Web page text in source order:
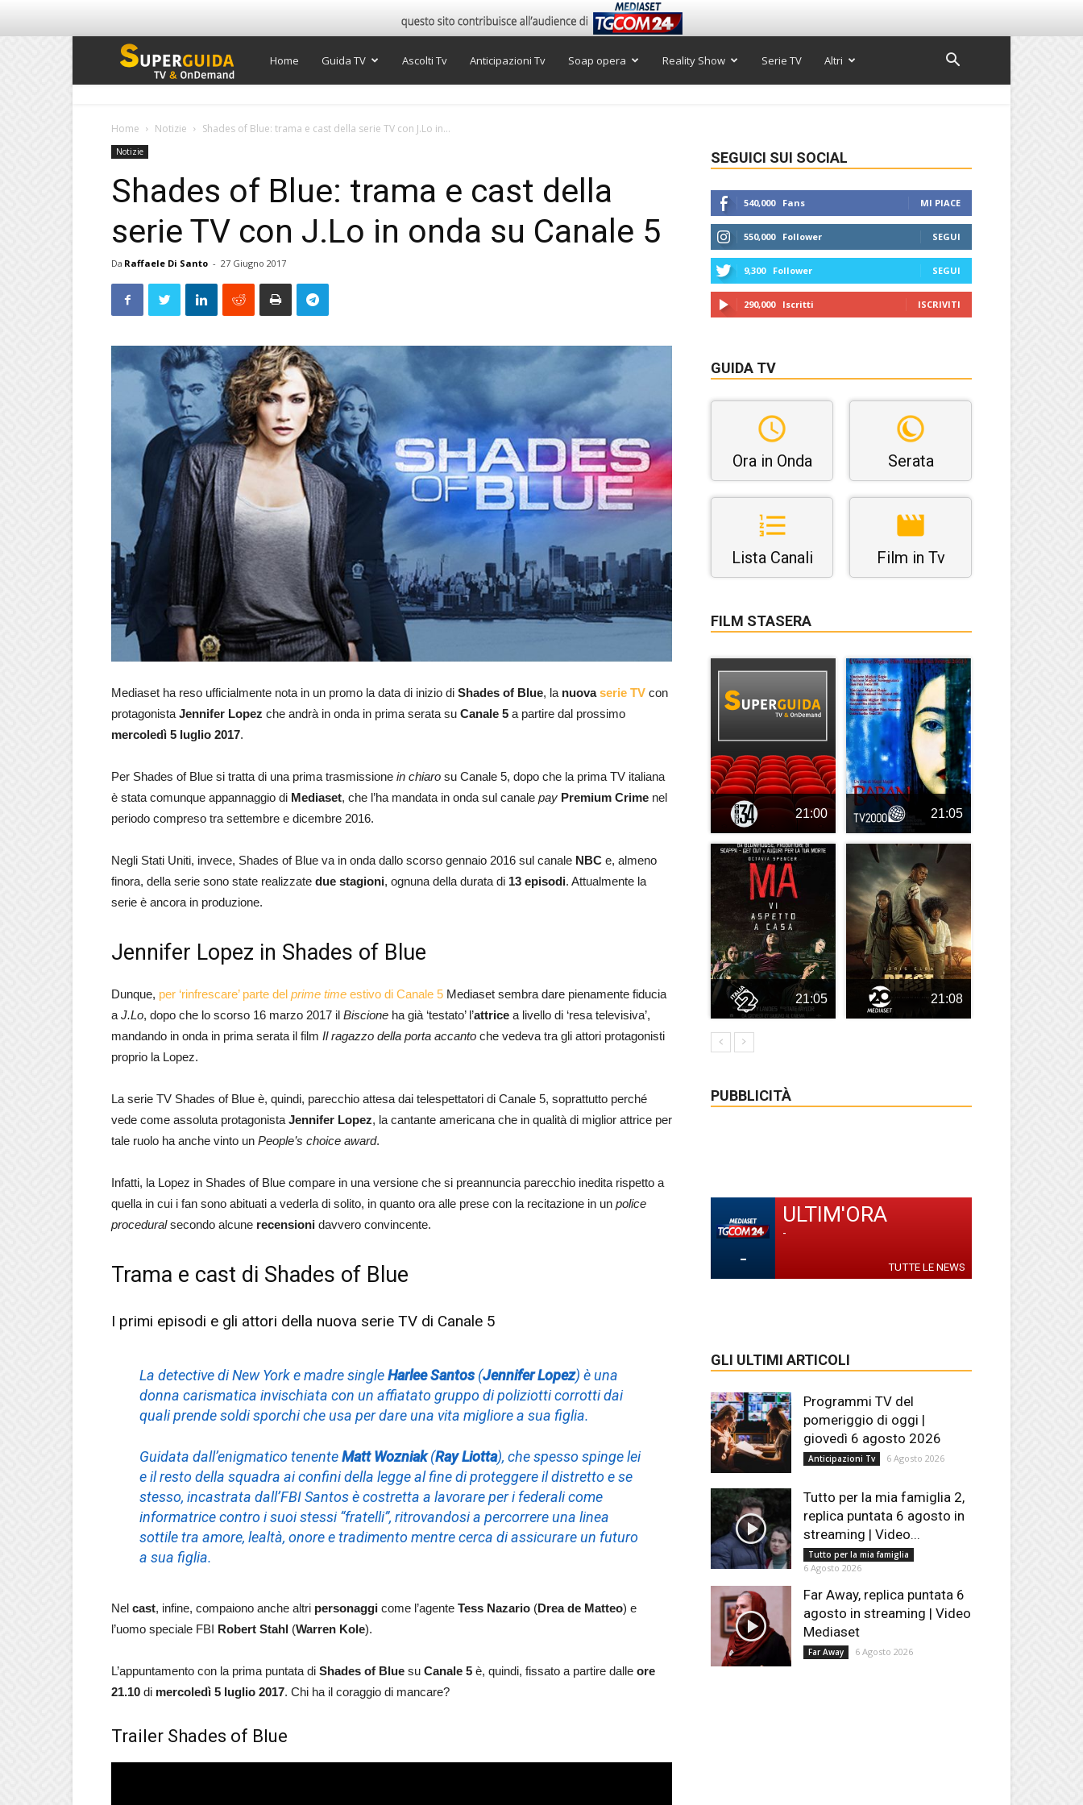
Super
Home Guida TV Ascolti Tv Anticipazioni Tv Soap opera Reality Show Serie TV Altri
Home Notizie Shades of Blue: trama e cast della serie TV con J.Lo in...
Notizie
Shades of Blue: trama e cast della
serie TV con J.Lo in onda su Canale 5
Da Raffaele Di Santo - 27 Giugno 2017
Mediaset ha reso ufficialmente nota in un promo la data di inizio di Shades of Blue, la nuovaserie TV con
protagonista Jennifer Lopez che andrà in onda in prima serata su Canale 5 a partire dal prossimo
mercoledì 5 luglio 2017.
Per Shades of Blue si tratta di una prima trasmissione in chiaro su Canale 5, dopo che la prima TV italiana
è stata comunque appannaggio di Mediaset, che l’ha mandata in onda sul canale pay Premium Crime nel
periodo compreso tra settembre e dicembre 2016.
Negli Stati Uniti, invece, Shades of Blue va in onda dallo scorso gennaio 2016 sul canale NBC e, almeno
finora, della serie sono state realizzate due stagioni, ognuna della durata di 13 episodi. Attualmente la
serie è ancora in produzione.
Jennifer Lopez in Shades of Blue
Dunque, per ‘rinfrescare’ parte del prime time estivo di Canale 5 Mediaset sembra dare pienamente fiducia
a J.Lo, dopo che lo scorso 16 marzo 2017 il Biscione ha già ‘testato’ l’attrice a livello di ‘resa televisiva’,
mandando in onda in prima serata il film Il ragazzo della porta accanto che vedeva tra gli attori protagonisti
proprio la Lopez.
La serie TV Shades of Blue è, quindi, parecchio attesa dai telespettatori di Canale 5, soprattutto perché
vede come assoluta protagonista Jennifer Lopez, la cantante americana che in qualità di miglior attrice per
tale ruolo ha anche vinto un People’s choice award.
Infatti, la Lopez in Shades of Blue compare in una versione che si preannuncia parecchio inedita rispetto a
quella in cui i fan sono abituati a vederla di solito, in quanto ora alle prese con la recitazione in un police
proceduralsecondo alcune recensioni davvero convincente.
Trama e cast di Shades of Blue
I primi episodi e gli attori della nuova serie TV di Canale 5
La detective di New York e madre singleHarlee Santos(Jennifer Lopez) è una
donna carismatica invischiata con un affiatato gruppo di poliziotti corrotti dai
quali prende soldi sporchi che usa per dare una vita migliore a sua figlia.
Guidata dall’enigmatico tenenteMatt Wozniak(Ray Liotta), che spesso spinge lei
e il resto della squadra ai confini della legge al fine di proteggere il distretto e se
stesso, incastrata dall’FBI Santos è costretta a lavorare per i federali come
informatrice contro i suoi stessi “fratelli”, ritrovandosi a percorrere una linea
sottile tra amore, lealtà, onore e tradimento mentre cerca di assicurare un futuro
a sua figlia.
Nel cast, infine, compaiono anche altri personaggi come l’agente Tess Nazario (Drea de Matteo) e
l’uomo speciale FBI Robert Stahl (Warren Kole).
L’appuntamento con la prima puntata di Shades of Blue su Canale 5 è, quindi, fissato a partire dalle ore
21.10 di mercoledì 5 luglio 2017. Chi ha il coraggio di mancare?
Trailer Shades of Blue
SEGUICI SUI SOCIAL
540,000 Fans MI PIACE
550,000 Follower SEGUI
9,300 Follower SEGUI
290,000 Iscritti ISCRIVITI
GUIDA TV
Ora in Onda Serata
Lista Canali Film in Tv
FILM STASERA
21:00 21:05
21:05 21:08
PUBBLICITÀ
-
ULTIM'ORA
-
TUTTE LE NEWS
GLI ULTIMI ARTICOLI
Programmi TV del
pomeriggio di oggi |
giovedì 6 agosto 2026
Anticipazioni Tv 6 Agosto 2026
Tutto per la mia famiglia 2,
replica puntata 6 agosto in
streaming | Video...
Tutto per la mia famiglia
6 Agosto 2026
Far Away, replica puntata 6
agosto in streaming | Video
Mediaset
Far Away 6 Agosto 2026